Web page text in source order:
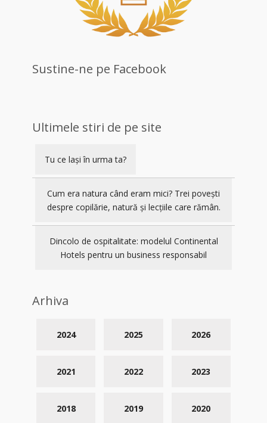
Sustine-ne pe Facebook
Ultimele stiri de pe site
Tu ce lași în urma ta?
Cum era natura când eram mici? Trei povești
despre copilărie, natură și lecțiile care rămân.
Dincolo de ospitalitate: modelul Continental
Hotels pentru un business responsabil
Arhiva
2026
2025
2024
2023
2022
2021
2020
2019
2018